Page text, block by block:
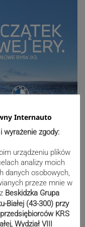
Żywiec!
Internauto
wyrażenie zgody:
urządzeniu plików
analizy moich
danych osobowych,
przeze mnie w
Beskidzka Grupa
Białej (43-300) przy
KRS
Wydział VIII